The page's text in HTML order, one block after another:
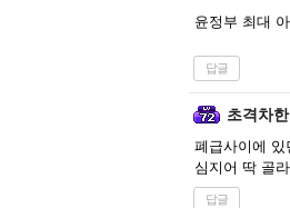
윤정부 최대
답글
초격차
폐급사이에 있
심지어 딱 골
답글